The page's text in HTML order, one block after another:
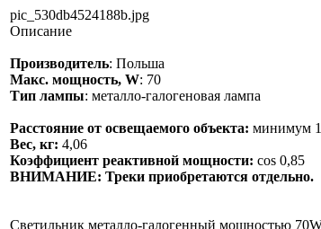
pic_530db4524188b.jpg
Описание
Производитель: Польша
Макс. мощность, W: 70
Тип лампы: металло-галогеновая лампа
Расстояние от освещаемого объекта: минимум
Вес, кг: 4,06
Коэффициент реактивной мощности: cos 0,85
ВНИМАНИЕ: Треки приобретаются отдельно.
Светильник металло-галогенный мощностью